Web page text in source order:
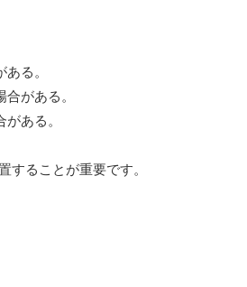
る。
がある。
ある。
することが重要です。